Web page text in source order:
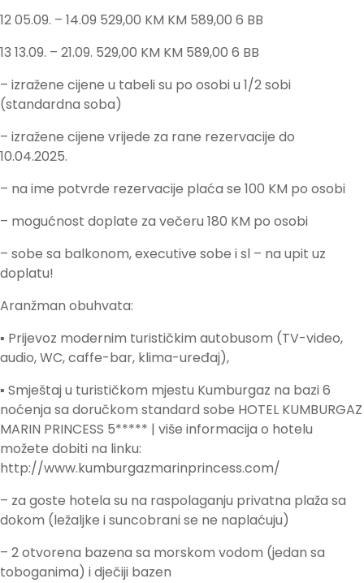
12 05.09. – 14.09 529,00 KM KM 589,00 6 BB
13 13.09. – 21.09. 529,00 KM KM 589,00 6 BB
– izražene cijene u tabeli su po osobi u 1/2 sobi
(standardna soba)
– izražene cijene vrijede za rane rezervacije do
10.04.2025.
– na ime potvrde rezervacije plaća se 100 KM po osobi
– mogućnost doplate za večeru 180 KM po osobi
– sobe sa balkonom, executive sobe i sl – na upit uz
doplatu!
Aranžman obuhvata:
▪ Prijevoz modernim turističkim autobusom (TV-video,
audio, WC, caffe-bar, klima-uređaj),
▪ Smještaj u turističkom mjestu Kumburgaz na bazi 6
noćenja sa doručkom standard sobe HOTEL KUMBURGAZ
MARIN PRINCESS 5***** | više informacija o hotelu
možete dobiti na linku:
http://www.kumburgazmarinprincess.com/
– za goste hotela su na raspolaganju privatna plaža sa
dokom (ležaljke i suncobrani se ne naplaćuju)
– 2 otvorena bazena sa morskom vodom (jedan sa
toboganima) i dječiji bazen